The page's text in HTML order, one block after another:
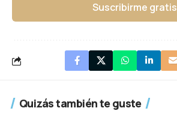
Suscribirme gratis
Quizás también te guste